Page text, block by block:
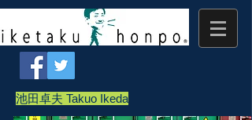
​池田卓夫 Takuo Ikeda